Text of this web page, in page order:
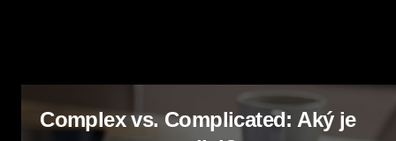
Complex vs. Complicated: Aký je